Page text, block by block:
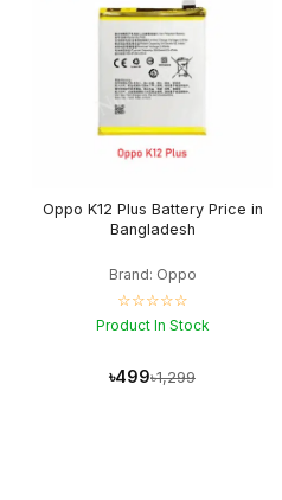
Oppo K12 Plus Battery Price in
Bangladesh
Brand: Oppo
☆☆☆☆☆
Product In Stock
৳499৳1,299